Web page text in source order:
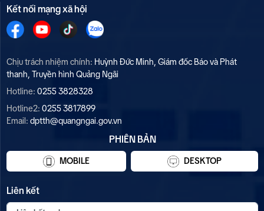
Kết nối mạng xã hội
Chịu trách nhiệm chính: Huỳnh Đức Minh, Giám đốc Báo và Phát
thanh, Truyền hình Quảng Ngãi
Hotline: 0255 3828328
Hotline2: 0255 3817899
Email: dptth@quangngai.gov.vn
PHIÊN BẢN
MOBILE DESKTOP
Liên kết